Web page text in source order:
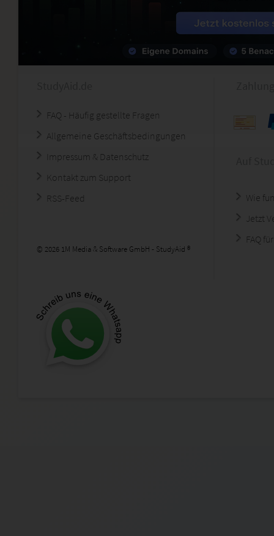
FAQ - Häufig gestellte Fragen
Allgemeine Geschäftsbedingungen
Impressum & Datenschutz
Kontakt zum Support
RSS-Feed
© 2026 1M Media & Software GmbH - StudyAid ®
Wie
Jetzt
FAQ